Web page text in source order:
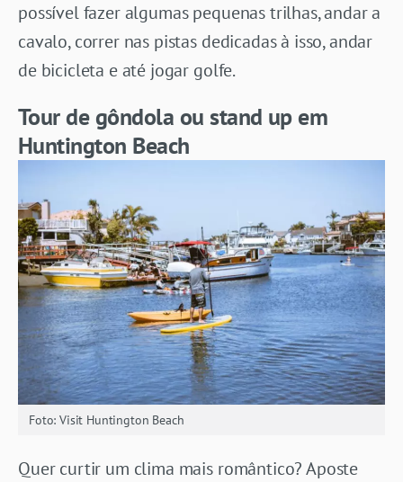
possível fazer algumas pequenas trilhas, andar a
cavalo, correr nas pistas dedicadas à isso, andar
de bicicleta e até jogar golfe.
Tour de gôndola ou stand up em
Huntington Beach
Foto: Visit Huntington Beach
Quer curtir um clima mais romântico? Aposte